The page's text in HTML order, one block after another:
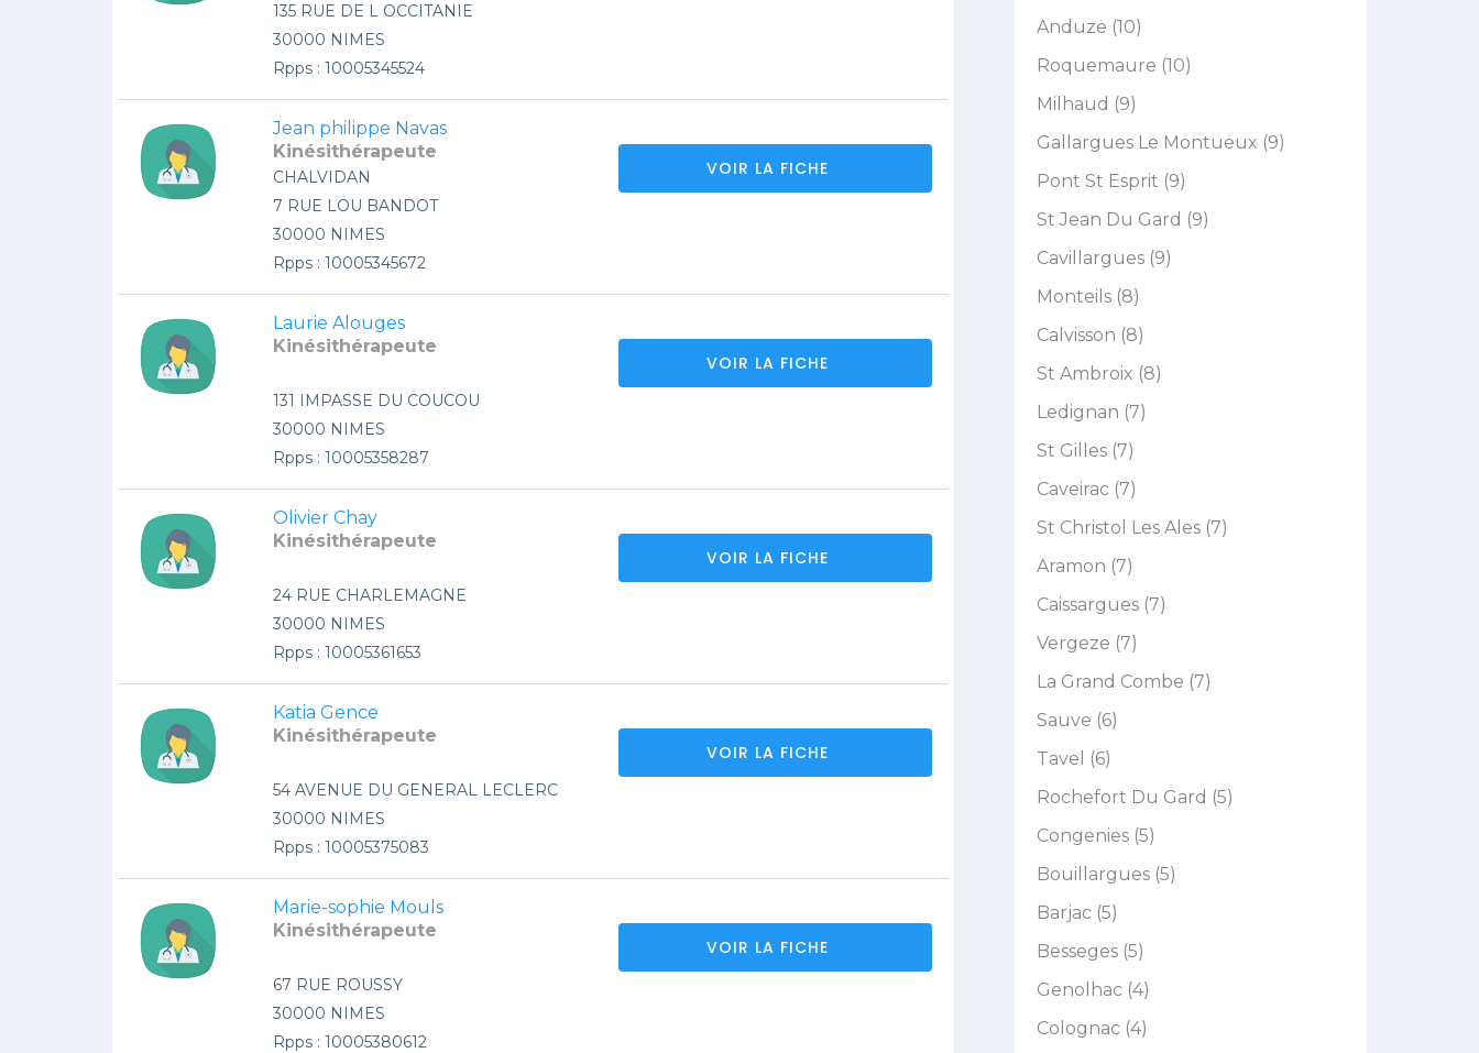
135 RUE DE L OCCITANIE
30000 NIMES
Rpps : 10005345524
Jean philippe Navas
Kinésithérapeute
CHALVIDAN
7 RUE LOU BANDOT
30000 NIMES
Rpps : 10005345672
VOIR LA FICHE
Laurie Alouges
Kinésithérapeute
131 IMPASSE DU COUCOU
30000 NIMES
Rpps : 10005358287
VOIR LA FICHE
Olivier Chay
Kinésithérapeute
24 RUE CHARLEMAGNE
30000 NIMES
Rpps : 10005361653
VOIR LA FICHE
Katia Gence
Kinésithérapeute
54 AVENUE DU GENERAL LECLERC
30000 NIMES
Rpps : 10005375083
VOIR LA FICHE
Marie-sophie Mouls
Kinésithérapeute
67 RUE ROUSSY
30000 NIMES
Rpps : 10005380612
VOIR LA FICHE
Anduze (10)
Roquemaure (10)
Milhaud (9)
Gallargues Le Montueux (9)
Pont St Esprit (9)
St Jean Du Gard (9)
Cavillargues (9)
Monteils (8)
Calvisson (8)
St Ambroix (8)
Ledignan (7)
St Gilles (7)
Caveirac (7)
St Christol Les Ales (7)
Aramon (7)
Caissargues (7)
Vergeze (7)
La Grand Combe (7)
Sauve (6)
Tavel (6)
Rochefort Du Gard (5)
Congenies (5)
Bouillargues (5)
Barjac (5)
Besseges (5)
Genolhac (4)
Colognac (4)